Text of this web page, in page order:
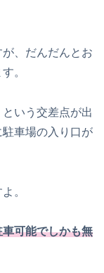
、だんだんとお
。
いう交差点が出
車場の入り口が
。
可能でしかも無